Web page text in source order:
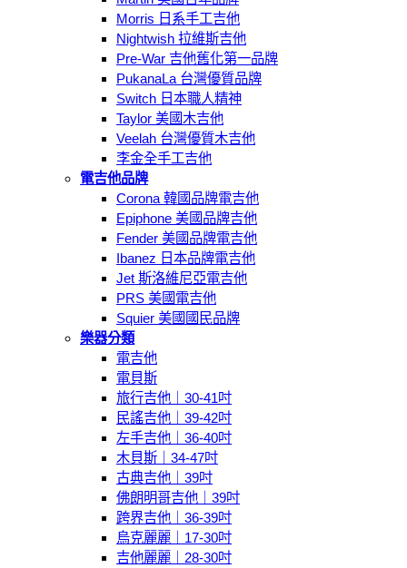
Morris 日系手工吉他
Nightwish 拉維斯吉他
Pre-War 吉他舊化第一品牌
PukanaLa 台灣優質品牌
Switch 日本職人精神
Taylor 美國木吉他
Veelah 台灣優質木吉他
李金全手工吉他
電吉他品牌
Corona 韓國品牌電吉他
Epiphone 美國品牌吉他
Fender 美國品牌電吉他
Ibanez 日本品牌電吉他
Jet 斯洛維尼亞電吉他
PRS 美國電吉他
Squier 美國國民品牌
樂器分類
電吉他
電貝斯
旅行吉他｜30-41吋
民謠吉他｜39-42吋
左手吉他｜36-40吋
木貝斯｜34-47吋
古典吉他｜39吋
佛朗明哥吉他｜39吋
跨界吉他｜36-39吋
烏克麗麗｜17-30吋
吉他麗麗｜28-30吋